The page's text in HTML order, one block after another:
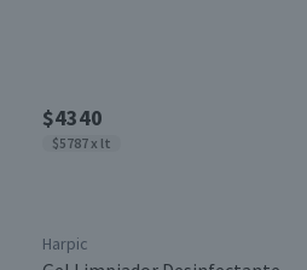
$4340
$5787 x lt
Harpic